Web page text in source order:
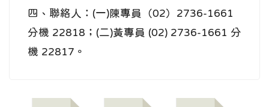
四、聯絡人：(一)陳專員（02）2736-1661
分機 22818；(二)黃專員 (02) 2736-1661 分
機 22817。